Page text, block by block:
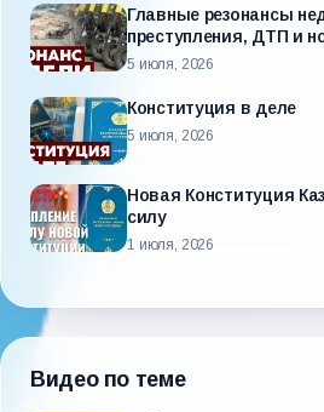
Главные резонансы
преступления, ДТП и
5 июля, 2026
Конституция в деле
5 июля, 2026
Новая Конституция
силу
1 июля, 2026
Видео по теме